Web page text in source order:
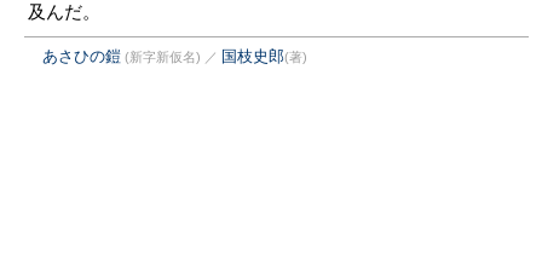
及んだ。
あさひの鎧 (新字新仮名) ／ 国枝史郎(著)